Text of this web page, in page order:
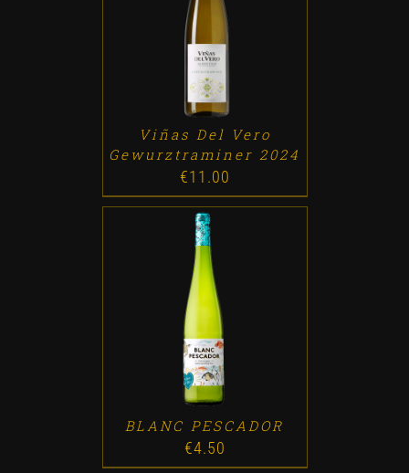
ADD TO CART
Viñas Del Vero
Gewurztraminer 2024
€11.00
ADD TO CART /
BLANC PESCADOR
€4.50